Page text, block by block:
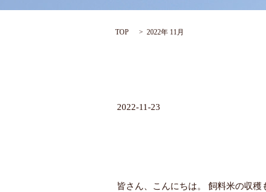
TOP 2022年 11月
2022-11-23
皆さん、こんにちは。 飼料米の収